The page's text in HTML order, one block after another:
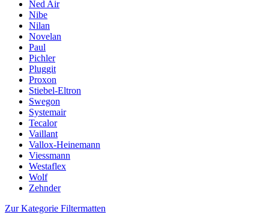
Ned Air
Nibe
Nilan
Novelan
Paul
Pichler
Pluggit
Proxon
Stiebel-Eltron
Swegon
Systemair
Tecalor
Vaillant
Vallox-Heinemann
Viessmann
Westaflex
Wolf
Zehnder
Zur Kategorie Filtermatten